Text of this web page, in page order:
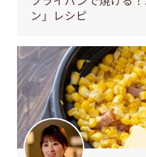
ン」レシピ